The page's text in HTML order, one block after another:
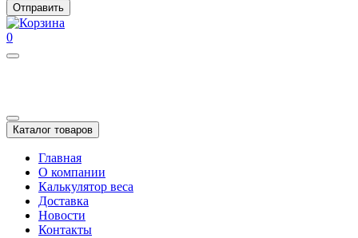
0
Каталог товаров
Главная
О компании
Калькулятор веса
Доставка
Новости
Контакты